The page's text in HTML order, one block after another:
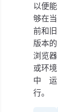
以便能
够在当
前和旧
版本的
浏览器
或环境
中运
行。